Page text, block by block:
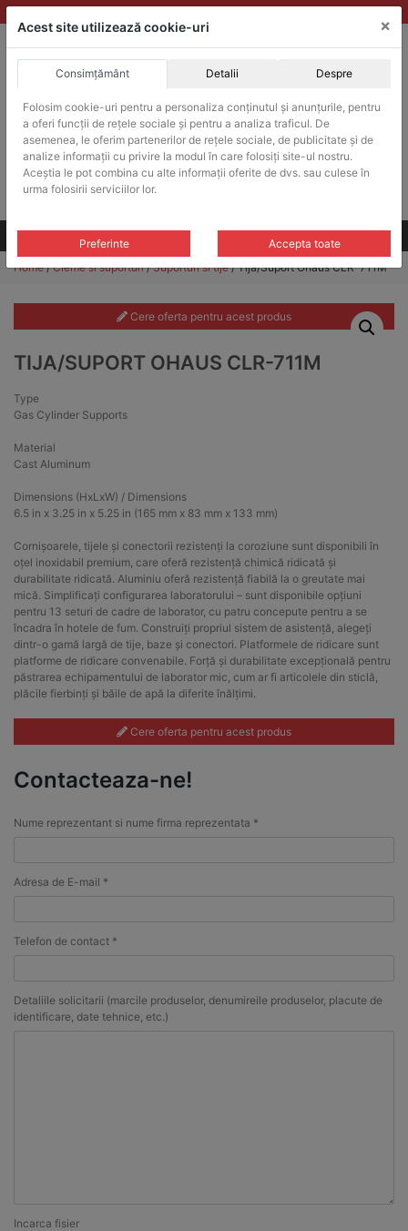
Skip
to
ACHIZITII PUBLICE
Produsele pot fi achizitionate si in sistemul SEAP / SICAP
Products
search
CAUTARE
Toate produsele
Home/Cleme si suporturi/Suporturi si tije/ Tija/Suport Ohaus CLR-711M
Cere oferta pentru acest produs
TIJA/SUPORT OHAUS CLR-711M
Type
Gas Cylinder Supports
Material
Cast Aluminum
Dimensions (HxLxW) / Dimensions
6.5 in x 3.25 in x 5.25 in (165 mm x 83 mm x 133 mm)
Cornișoarele, tijele și conectorii rezistenți la coroziune sunt disponibili în
oțel inoxidabil premium, care oferă rezistență chimică ridicată și
durabilitate ridicată. Aluminiu oferă rezistență fiabilă la o greutate mai
mică. Simplificați configurarea laboratorului – sunt disponibile opțiuni
pentru 13 seturi de cadre de laborator, cu patru concepute pentru a se
încadra în hotele de fum. Construiți propriul sistem de asistență, alegeți
dintr-o gamă largă de tije, baze și conectori. Platformele de ridicare sunt
platforme de ridicare convenabile. Forță și durabilitate excepțională pentru
păstrarea echipamentului de laborator mic, cum ar fi articolele din sticlă,
plăcile fierbinți și băile de apă la diferite înălțimi.
Cere oferta pentru acest produs
Contacteaza-ne!
Nume reprezentant si nume firma reprezentata *
Adresa de E-mail *
Telefon de contact *
Detaliile solicitarii (marcile produselor, denumireile produselor, placute de
identificare, date tehnice, etc.)
Incarca fisier
Acest site utilizează cookie-uri ×
Consimțământ Detalii Despre
Folosim cookie-uri pentru a personaliza conținutul și anunțurile, pentru
a oferi funcții de rețele sociale și pentru a analiza traficul. De
asemenea, le oferim partenerilor de rețele sociale, de publicitate și de
analize informații cu privire la modul în care folosiți site-ul nostru.
Aceștia le pot combina cu alte informații oferite de dvs. sau culese în
urma folosirii serviciilor lor.
Preferinte Accepta toate